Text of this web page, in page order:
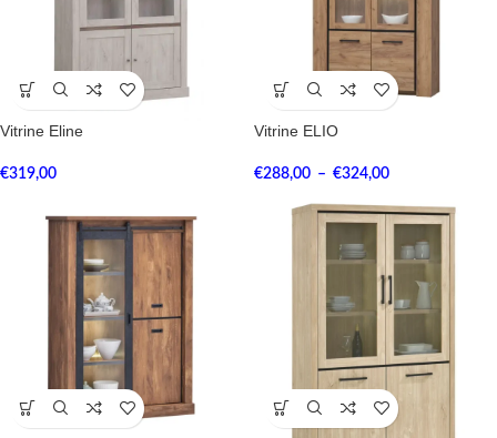
Vitrine Eline
€319,00
Vitrine ELIO
€288,00 – €324,00